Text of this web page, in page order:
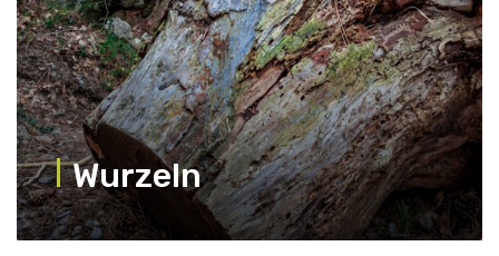
Wurzeln